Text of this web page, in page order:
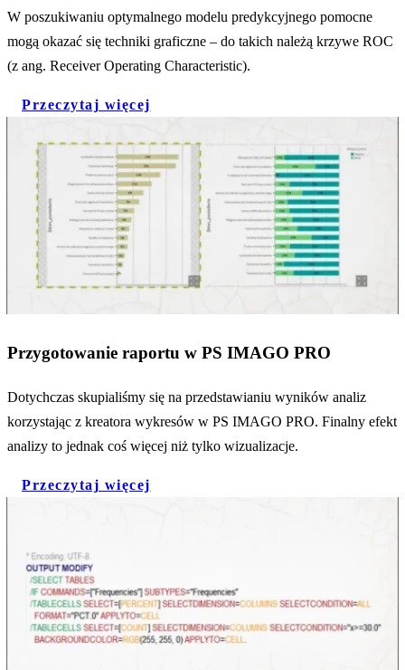
W poszukiwaniu optymalnego modelu predykcyjnego pomocne
mogą okazać się techniki graficzne – do takich należą krzywe ROC
(z ang. Receiver Operating Characteristic).
Przeczytaj więcej
Przygotowanie raportu w PS IMAGO PRO
Dotychczas skupialiśmy się na przedstawianiu wyników analiz
korzystając z kreatora wykresów w PS IMAGO PRO. Finalny efekt
analizy to jednak coś więcej niż tylko wizualizacje.
Przeczytaj więcej